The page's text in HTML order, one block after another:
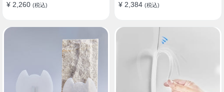
¥ 2,260 (税込) ¥ 2,384 (税込)